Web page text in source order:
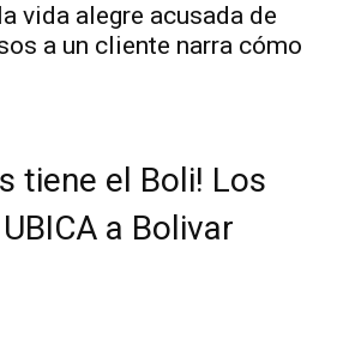
vida alegre acusada de
a un cliente narra cómo
tiene el Boli! Los
a Bolivar